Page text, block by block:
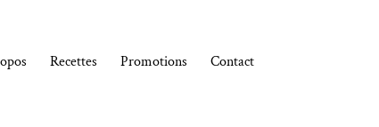
Recettes Promotions Contact